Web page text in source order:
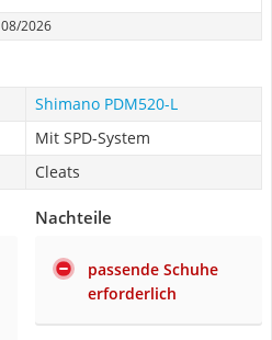
08/2026
Shimano PDM520-L
Mit SPD-System
Cleats
Nachteile
passende Schuhe
erforderlich